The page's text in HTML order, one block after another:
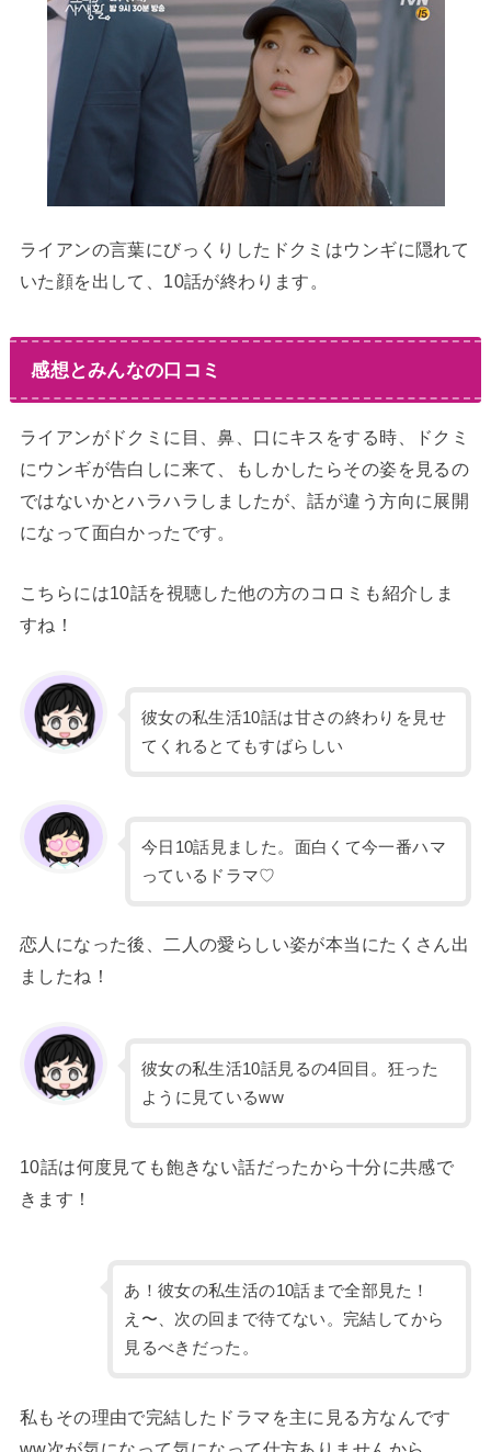
ライアンの言葉にびっくりしたドクミはウンギに隠れて
いた顔を出して、10話が終わります。
感想とみんなの口コミ
ライアンがドクミに目、鼻、口にキスをする時、ドクミ
にウンギが告白しに来て、もしかしたらその姿を見るの
ではないかとハラハラしましたが、話が違う方向に展開
になって面白かったです。
こちらには10話を視聴した他の方のコロミも紹介しま
すね！
彼女の私生活10話は甘さの終わりを見せ
てくれるとてもすばらしい
今日10話見ました。面白くて今一番ハマ
っているドラマ♡
恋人になった後、二人の愛らしい姿が本当にたくさん出
ましたね！
彼女の私生活10話見るの4回目。狂った
ように見ているww
10話は何度見ても飽きない話だったから十分に共感で
きます！
あ！彼女の私生活の10話まで全部見た！
え〜、次の回まで待てない。完結してから
見るべきだった。
私もその理由で完結したドラマを主に見る方なんです